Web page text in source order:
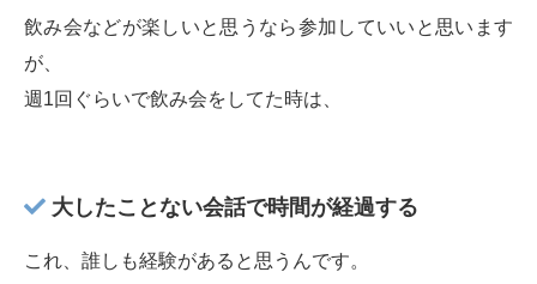
飲み会などが楽しいと思うなら参加していいと思います
が、
週1回ぐらいで飲み会をしてた時は、
大したことない会話で時間が経過する
これ、誰しも経験があると思うんです。